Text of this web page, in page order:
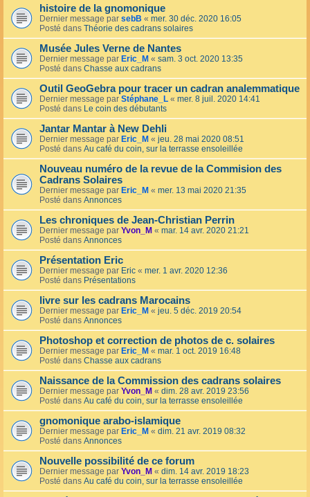
histoire de la gnomonique
Dernier message par sebB « mer. 30 déc. 2020 16:05
Posté dans Théorie des cadrans solaires
Musée Jules Verne de Nantes
Dernier message par Eric_M « sam. 3 oct. 2020 13:35
Posté dans Chasse aux cadrans
Outil GeoGebra pour tracer un cadran analemmatique
Dernier message par Stéphane_L « mer. 8 juil. 2020 14:41
Posté dans Le coin des débutants
Jantar Mantar à New Dehli
Dernier message par Eric_M « jeu. 28 mai 2020 08:51
Posté dans Au café du coin, sur la terrasse ensoleillée
Nouveau numéro de la revue de la Commision des
Cadrans Solaires
Dernier message par Eric_M « mer. 13 mai 2020 21:35
Posté dans Annonces
Les chroniques de Jean-Christian Perrin
Dernier message par Yvon_M « mar. 14 avr. 2020 21:21
Posté dans Annonces
Présentation Eric
Dernier message par Eric « mer. 1 avr. 2020 12:36
Posté dans Présentations
livre sur les cadrans Marocains
Dernier message par Eric_M « jeu. 5 déc. 2019 20:54
Posté dans Annonces
Photoshop et correction de photos de c. solaires
Dernier message par Eric_M « mar. 1 oct. 2019 16:48
Posté dans Chasse aux cadrans
Naissance de la Commission des cadrans solaires
Dernier message par Yvon_M « dim. 28 avr. 2019 23:56
Posté dans Au café du coin, sur la terrasse ensoleillée
gnomonique arabo-islamique
Dernier message par Eric_M « dim. 21 avr. 2019 08:32
Posté dans Annonces
Nouvelle possibilité de ce forum
Dernier message par Yvon_M « dim. 14 avr. 2019 18:23
Posté dans Au café du coin, sur la terrasse ensoleillée